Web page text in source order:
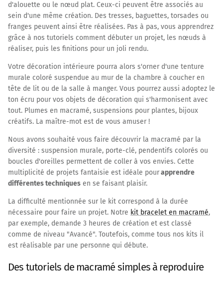
d'alouette ou le nœud plat. Ceux-ci peuvent être associés au
sein d'une même création. Des tresses, baguettes, torsades ou
franges peuvent ainsi être réalisées. Pas à pas, vous apprendrez
grâce à nos tutoriels comment débuter un projet, les nœuds à
réaliser, puis les finitions pour un joli rendu.
Votre décoration intérieure pourra alors s'orner d'une tenture
murale coloré suspendue au mur de la chambre à coucher en
tête de lit ou de la salle à manger. Vous pourrez aussi adoptez le
ton écru pour vos objets de décoration qui s'harmonisent avec
tout. Plumes en macramé, suspensions pour plantes, bijoux
créatifs. La maître-mot est de vous amuser !
Nous avons souhaité vous faire découvrir la macramé par la
diversité : suspension murale, porte-clé, pendentifs colorés ou
boucles d'oreilles permettent de coller à vos envies. Cette
multiplicité de projets fantaisie est idéale pourapprendre
différentes techniques en se faisant plaisir.
La difficulté mentionnée sur le kit correspond à la durée
nécessaire pour faire un projet. Notre kit bracelet en macramé,
par exemple, demande 3 heures de création et est classé
comme de niveau "Avancé". Toutefois, comme tous nos kits il
est réalisable par une personne qui débute.
Des tutoriels de macramé simples à reproduire